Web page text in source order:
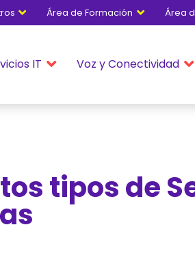
 
Área de Formación Área

IT 
Voz y Conectividad
tipos de